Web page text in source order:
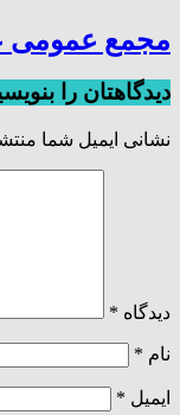
مجمع عمومی
دیدگاهتان را
نشانی ایمیل شما
دیدگاه *
نام *
ایمیل *